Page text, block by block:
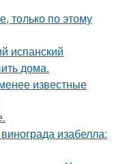
только по этому
испанский
дома.
известные
изабелла: